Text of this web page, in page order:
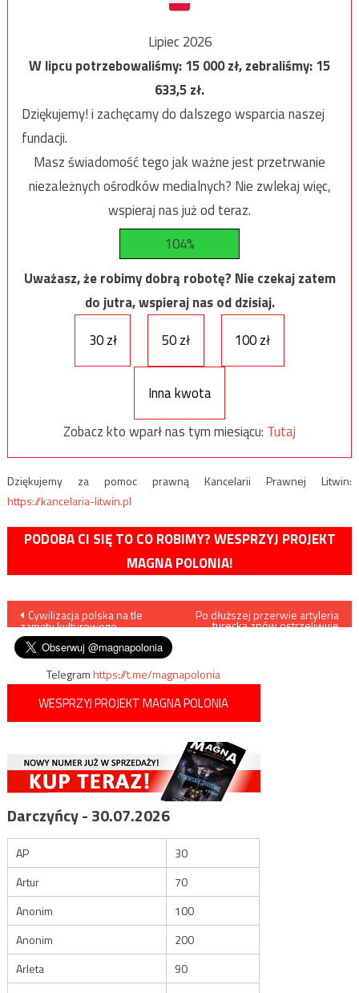
Lipiec 2026
W lipcu potrzebowaliśmy:15 000zł, zebraliśmy:15
633,5zł.
Dziękujemy! i zachęcamy do dalszego wsparcia naszej
fundacji.
Masz świadomość tego jak ważne jest przetrwanie
niezależnych ośrodków medialnych? Nie zwlekaj więc,
wspieraj nas już od teraz.
104%
Uważasz, że robimy dobrą robotę? Nie czekaj zatem
do jutra, wspieraj nas od dzisiaj.
30 zł
50 zł 100 zł
Inna kwota
Zobacz kto wparł nas tym miesiącu: Tutaj
Dziękujemy za pomoc prawną Kancelarii Prawnej Litwin:
https://kancelaria-litwin.pl
PODOBA CI SIĘ TO CO ROBIMY? WESPRZYJ PROJEKT
MAGNA POLONIA!
Nawigacja
wpisu
Cywilizacja polska na tle
zamętu kulturowego
Po dłuższej przerwie artyleria
turecka znów ostrzeliwuje
Telegramhttps://t.me/magnapolonia
WESPRZYJ PROJEKT MAGNA POLONIA
Darczyńcy - 30.07.2026
AP
30
Artur
70
Anonim
100
Anonim
200
Arleta
90